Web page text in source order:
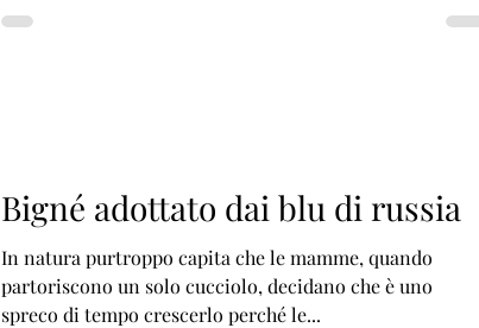
Bigné adottato dai blu di russia
In natura purtroppo capita che le mamme, quando
partoriscono un solo cucciolo, decidano che è uno
spreco di tempo crescerlo perché le...